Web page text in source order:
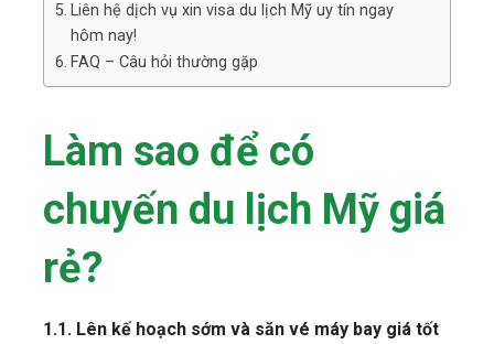
Liên hệ dịch vụ xin visa du lịch Mỹ uy tín ngay
hôm nay!
FAQ – Câu hỏi thường gặp
Làm sao để có
chuyến du lịch Mỹ giá
rẻ?
1.1. Lên kế hoạch sớm và săn vé máy bay giá tốt